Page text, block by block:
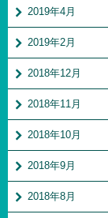
2019年4月
2019年2月
2018年12月
2018年11月
2018年10月
2018年9月
2018年8月